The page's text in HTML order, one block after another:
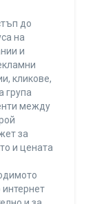
до
на
и
кликове,
група
между
за
и цената